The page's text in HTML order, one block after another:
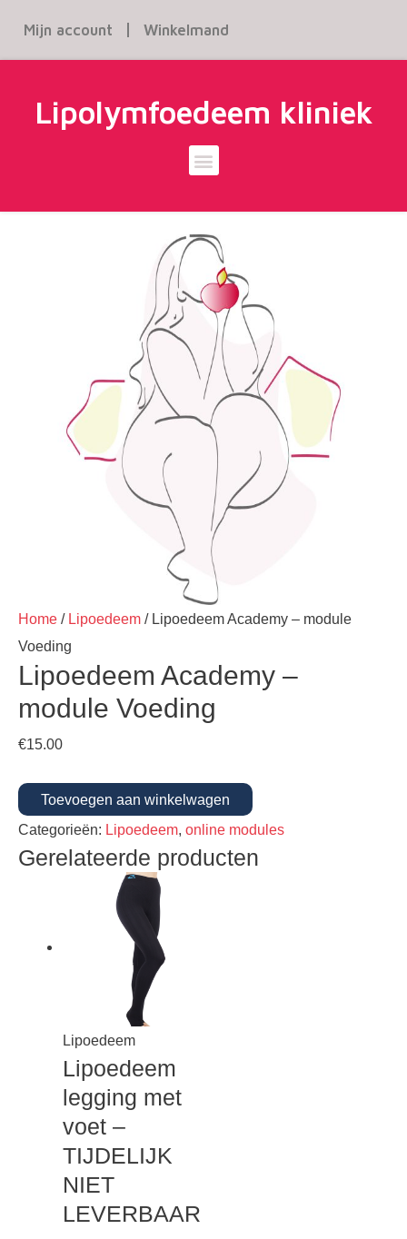
Mijn account Winkelmand
Lipolymfoedeem kliniek
Home / Lipoedeem / Lipoedeem Academy – module
Voeding
Lipoedeem Academy –
module Voeding
€15.00
Toevoegen aan winkelwagen
Categorieën: Lipoedeem, online modules
Gerelateerde producten
Lipoedeem
Lipoedeem
legging met
voet –
TIJDELIJK
NIET
LEVERBAAR